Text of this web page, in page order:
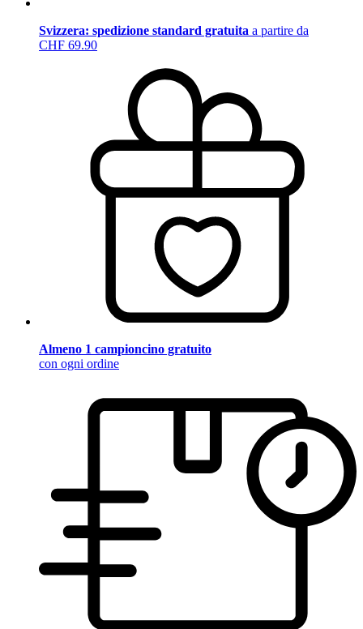
Svizzera: spedizione standard gratuita a partire da
CHF 69.90
Almeno 1 campioncino gratuito
con ogni ordine